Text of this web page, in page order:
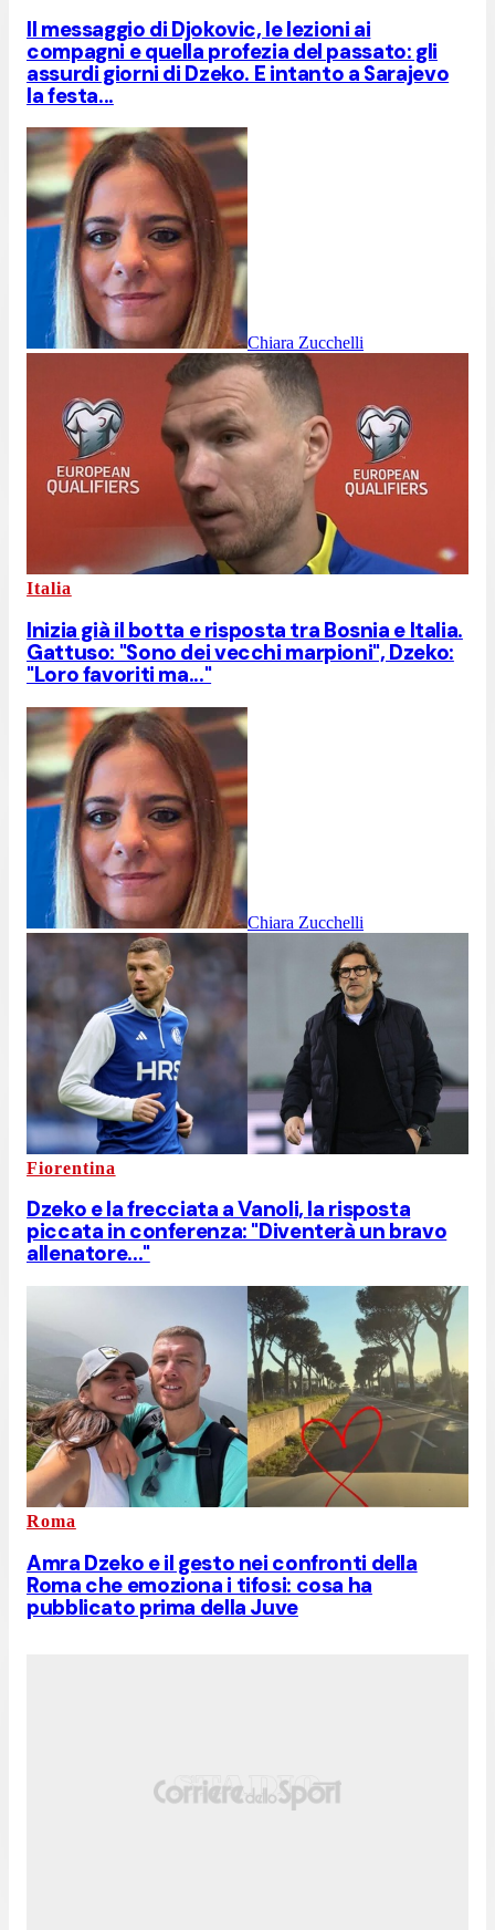
Il messaggio di Djokovic, le lezioni ai
compagni e quella profezia del passato: gli
assurdi giorni di Dzeko. E intanto a Sarajevo
la festa...
Chiara Zucchelli
Italia
Inizia già il botta e risposta tra Bosnia e Italia.
Gattuso: "Sono dei vecchi marpioni", Dzeko:
"Loro favoriti ma..."
Chiara Zucchelli
Fiorentina
Dzeko e la frecciata a Vanoli, la risposta
piccata in conferenza: "Diventerà un bravo
allenatore..."
Roma
Amra Dzeko e il gesto nei confronti della
Roma che emoziona i tifosi: cosa ha
pubblicato prima della Juve